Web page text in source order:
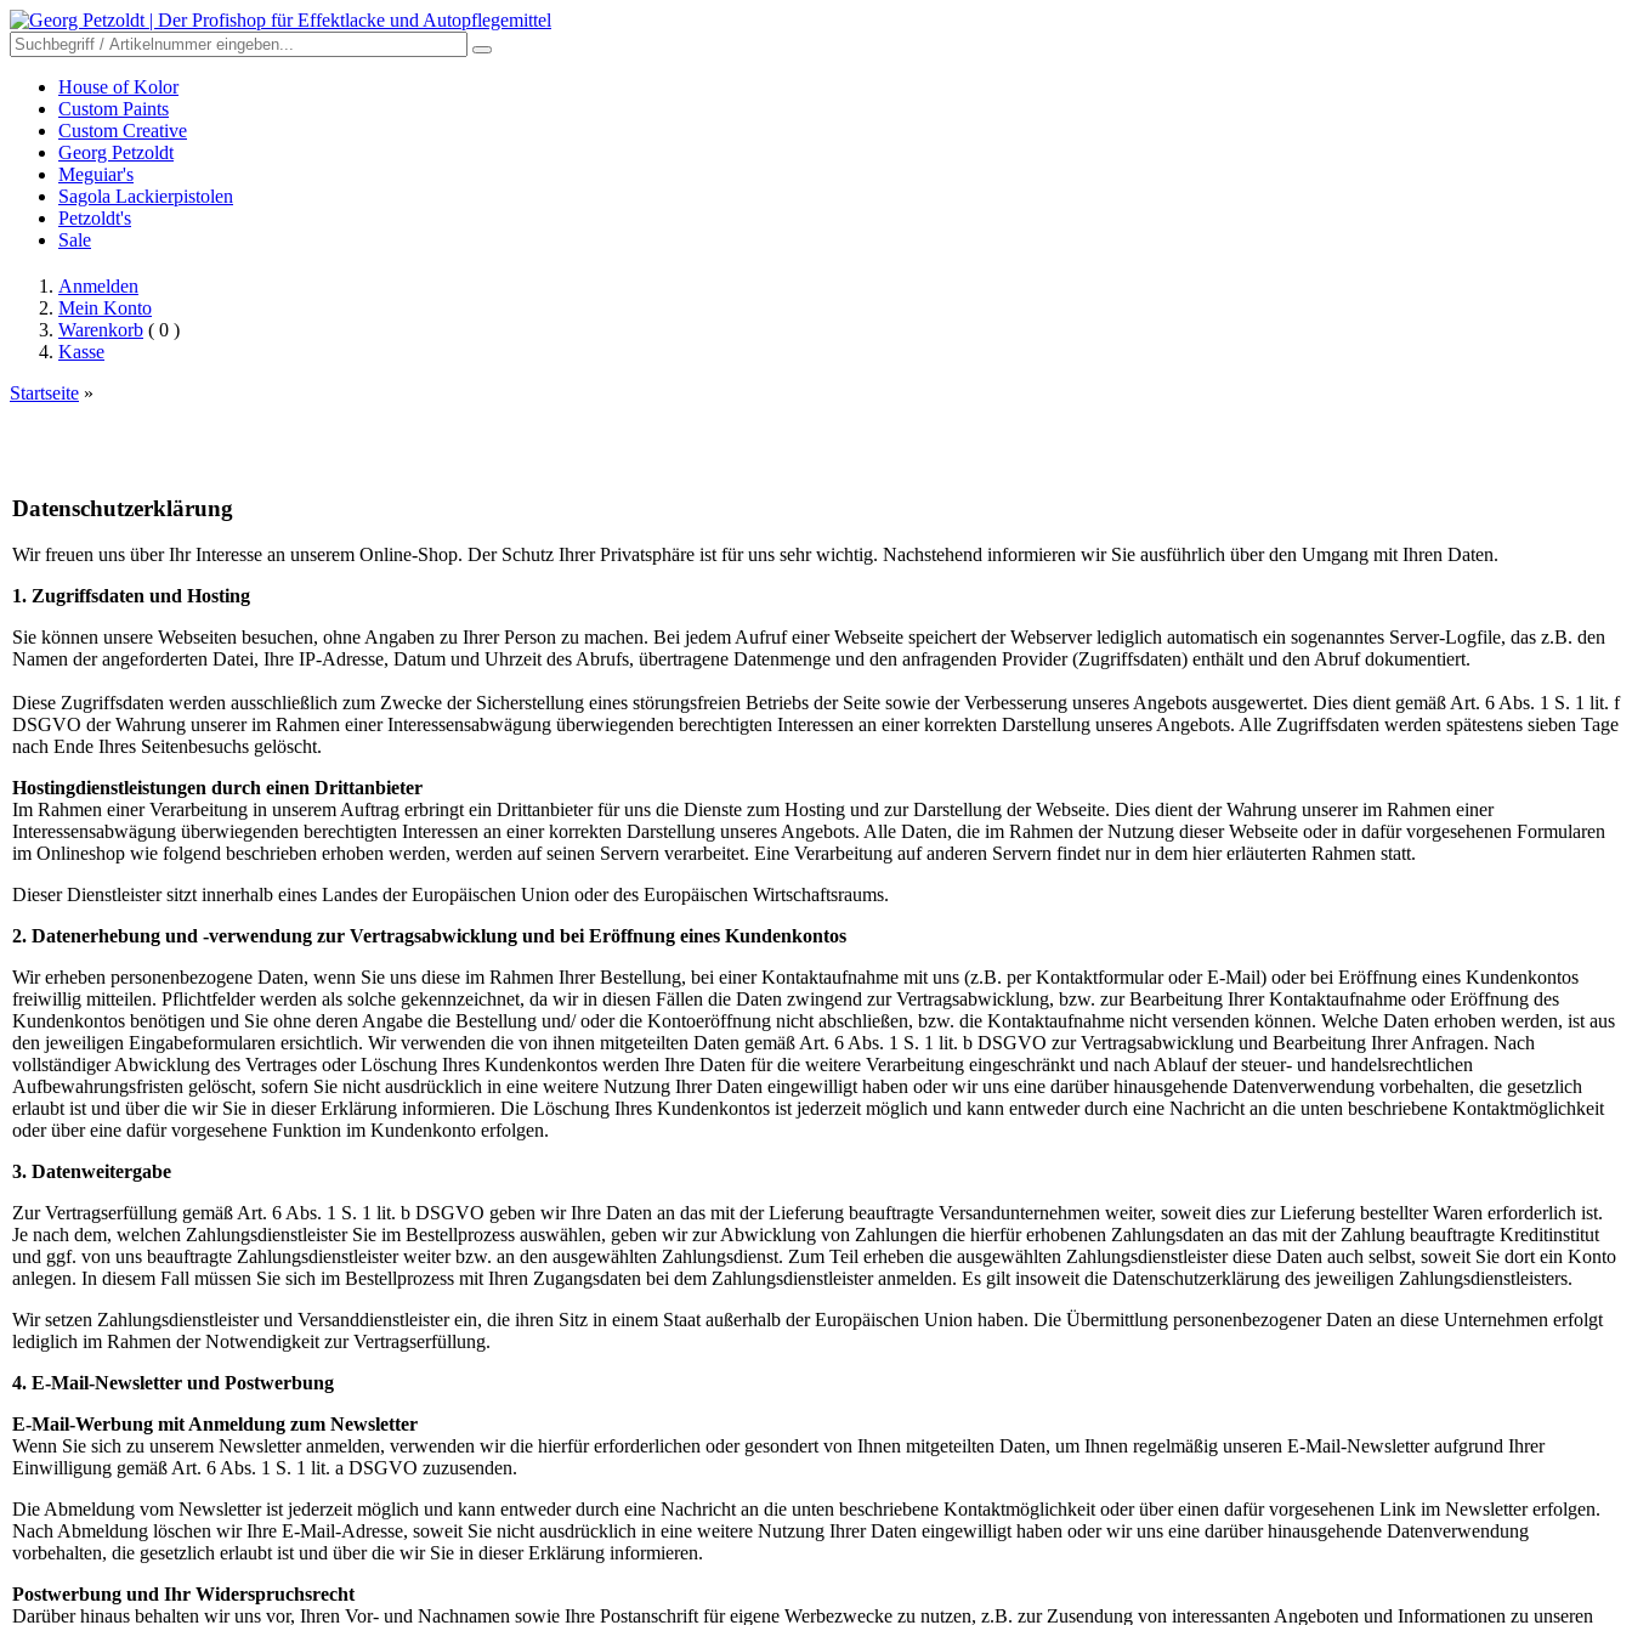
House of Kolor
Custom Paints
Custom Creative
Georg Petzoldt
Meguiar's
Sagola Lackierpistolen
Petzoldt's
Sale
Anmelden
Mein Konto
Warenkorb ( 0 )
Kasse
Startseite »
Datenschutzerklärung
Wir freuen uns über Ihr Interesse an unserem Online-Shop. Der Schutz Ihrer Privatsphäre ist für uns sehr wichtig. Nachstehend informieren wir Sie ausführlich über den Umgang mit Ihren Daten.
1. Zugriffsdaten und Hosting
Sie können unsere Webseiten besuchen, ohne Angaben zu Ihrer Person zu machen. Bei jedem Aufruf einer Webseite speichert der Webserver lediglich automatisch ein sogenanntes Server-Logfile, das z.B. den
Namen der angeforderten Datei, Ihre IP-Adresse, Datum und Uhrzeit des Abrufs, übertragene Datenmenge und den anfragenden Provider (Zugriffsdaten) enthält und den Abruf dokumentiert.
Diese Zugriffsdaten werden ausschließlich zum Zwecke der Sicherstellung eines störungsfreien Betriebs der Seite sowie der Verbesserung unseres Angebots ausgewertet. Dies dient gemäß Art. 6 Abs. 1 S. 1 lit. f
DSGVO der Wahrung unserer im Rahmen einer Interessensabwägung überwiegenden berechtigten Interessen an einer korrekten Darstellung unseres Angebots. Alle Zugriffsdaten werden spätestens sieben Tage
nach Ende Ihres Seitenbesuchs gelöscht.
Hostingdienstleistungen durch einen Drittanbieter
Im Rahmen einer Verarbeitung in unserem Auftrag erbringt ein Drittanbieter für uns die Dienste zum Hosting und zur Darstellung der Webseite. Dies dient der Wahrung unserer im Rahmen einer
Interessensabwägung überwiegenden berechtigten Interessen an einer korrekten Darstellung unseres Angebots. Alle Daten, die im Rahmen der Nutzung dieser Webseite oder in dafür vorgesehenen Formularen
im Onlineshop wie folgend beschrieben erhoben werden, werden auf seinen Servern verarbeitet. Eine Verarbeitung auf anderen Servern findet nur in dem hier erläuterten Rahmen statt.
Dieser Dienstleister sitzt innerhalb eines Landes der Europäischen Union oder des Europäischen Wirtschaftsraums.
2. Datenerhebung und -verwendung zur Vertragsabwicklung und bei Eröffnung eines Kundenkontos
Wir erheben personenbezogene Daten, wenn Sie uns diese im Rahmen Ihrer Bestellung, bei einer Kontaktaufnahme mit uns (z.B. per Kontaktformular oder E-Mail) oder bei Eröffnung eines Kundenkontos
freiwillig mitteilen. Pflichtfelder werden als solche gekennzeichnet, da wir in diesen Fällen die Daten zwingend zur Vertragsabwicklung, bzw. zur Bearbeitung Ihrer Kontaktaufnahme oder Eröffnung des
Kundenkontos benötigen und Sie ohne deren Angabe die Bestellung und/ oder die Kontoeröffnung nicht abschließen, bzw. die Kontaktaufnahme nicht versenden können. Welche Daten erhoben werden, ist aus
den jeweiligen Eingabeformularen ersichtlich. Wir verwenden die von ihnen mitgeteilten Daten gemäß Art. 6 Abs. 1 S. 1 lit. b DSGVO zur Vertragsabwicklung und Bearbeitung Ihrer Anfragen. Nach
vollständiger Abwicklung des Vertrages oder Löschung Ihres Kundenkontos werden Ihre Daten für die weitere Verarbeitung eingeschränkt und nach Ablauf der steuer- und handelsrechtlichen
Aufbewahrungsfristen gelöscht, sofern Sie nicht ausdrücklich in eine weitere Nutzung Ihrer Daten eingewilligt haben oder wir uns eine darüber hinausgehende Datenverwendung vorbehalten, die gesetzlich
erlaubt ist und über die wir Sie in dieser Erklärung informieren. Die Löschung Ihres Kundenkontos ist jederzeit möglich und kann entweder durch eine Nachricht an die unten beschriebene Kontaktmöglichkeit
oder über eine dafür vorgesehene Funktion im Kundenkonto erfolgen.
3. Datenweitergabe
Zur Vertragserfüllung gemäß Art. 6 Abs. 1 S. 1 lit. b DSGVO geben wir Ihre Daten an das mit der Lieferung beauftragte Versandunternehmen weiter, soweit dies zur Lieferung bestellter Waren erforderlich ist.
Je nach dem, welchen Zahlungsdienstleister Sie im Bestellprozess auswählen, geben wir zur Abwicklung von Zahlungen die hierfür erhobenen Zahlungsdaten an das mit der Zahlung beauftragte Kreditinstitut
und ggf. von uns beauftragte Zahlungsdienstleister weiter bzw. an den ausgewählten Zahlungsdienst. Zum Teil erheben die ausgewählten Zahlungsdienstleister diese Daten auch selbst, soweit Sie dort ein Konto
anlegen. In diesem Fall müssen Sie sich im Bestellprozess mit Ihren Zugangsdaten bei dem Zahlungsdienstleister anmelden. Es gilt insoweit die Datenschutzerklärung des jeweiligen Zahlungsdienstleisters.
Wir setzen Zahlungsdienstleister und Versanddienstleister ein, die ihren Sitz in einem Staat außerhalb der Europäischen Union haben. Die Übermittlung personenbezogener Daten an diese Unternehmen erfolgt
lediglich im Rahmen der Notwendigkeit zur Vertragserfüllung.
4. E-Mail-Newsletter und Postwerbung
E-Mail-Werbung mit Anmeldung zum Newsletter
Wenn Sie sich zu unserem Newsletter anmelden, verwenden wir die hierfür erforderlichen oder gesondert von Ihnen mitgeteilten Daten, um Ihnen regelmäßig unseren E-Mail-Newsletter aufgrund Ihrer
Einwilligung gemäß Art. 6 Abs. 1 S. 1 lit. a DSGVO zuzusenden.
Die Abmeldung vom Newsletter ist jederzeit möglich und kann entweder durch eine Nachricht an die unten beschriebene Kontaktmöglichkeit oder über einen dafür vorgesehenen Link im Newsletter erfolgen.
Nach Abmeldung löschen wir Ihre E-Mail-Adresse, soweit Sie nicht ausdrücklich in eine weitere Nutzung Ihrer Daten eingewilligt haben oder wir uns eine darüber hinausgehende Datenverwendung
vorbehalten, die gesetzlich erlaubt ist und über die wir Sie in dieser Erklärung informieren.
Postwerbung und Ihr Widerspruchsrecht
Darüber hinaus behalten wir uns vor, Ihren Vor- und Nachnamen sowie Ihre Postanschrift für eigene Werbezwecke zu nutzen, z.B. zur Zusendung von interessanten Angeboten und Informationen zu unseren